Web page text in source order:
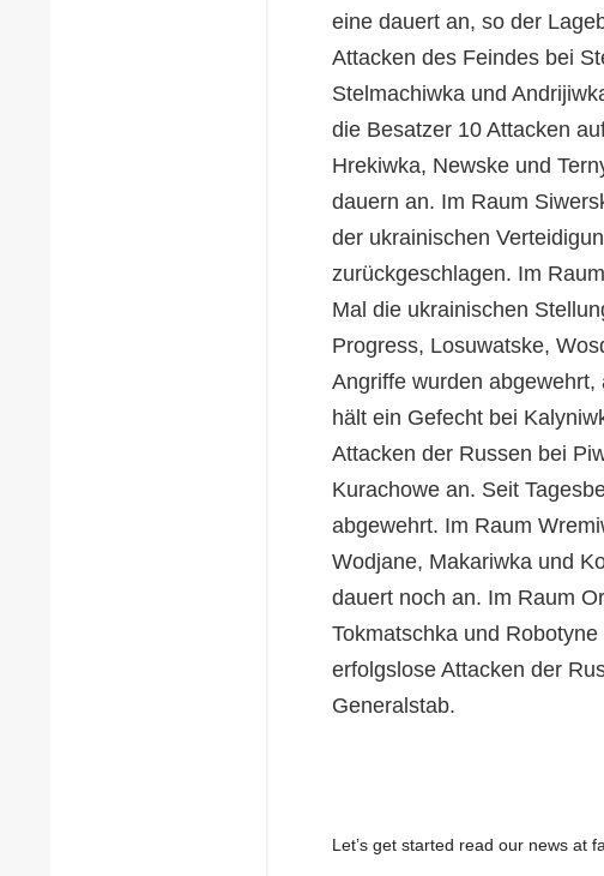
eine dauert an, so der
Attacken des Feindes bei
Stelmachiwka und
die Besatzer 10 Attacken
Hrekiwka, Newske und
dauern an. Im Raum
der ukrainischen
zurückgeschlagen. Im
Mal die ukrainischen
Progress, Losuwatske,
Angriffe wurden
hält ein Gefecht bei
Attacken der Russen bei
Kurachowe an. Seit
abgewehrt. Im Raum
Wodjane, Makariwka und
dauert noch an. Im Raum
Tokmatschka und
erfolgslose Attacken der
Generalstab.
Let’s get started read our news at